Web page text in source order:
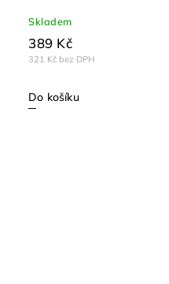
Skladem
321 Kč bez DPH
389 Kč
Do košíku